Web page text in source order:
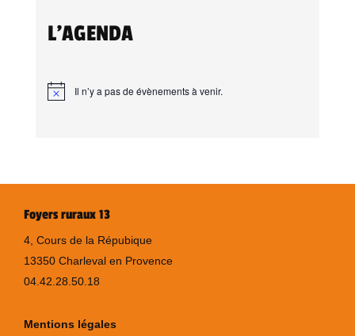
L'AGENDA
Il n’y a pas de évènements à venir.
Foyers ruraux 13
4, Cours de la Répubique
13350 Charleval en Provence
04.42.28.50.18
Mentions légales